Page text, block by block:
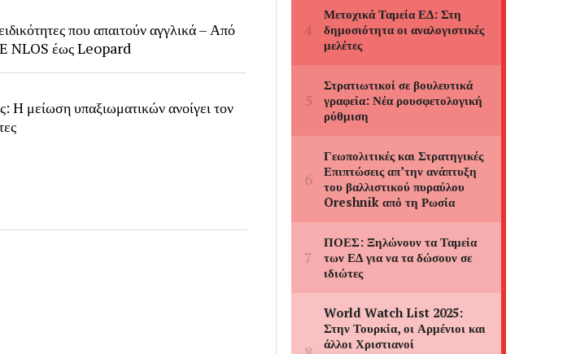
που απαιτούν αγγλικά – Από
NLOS έως Leopard
Η μείωση υπαξιωματικών ανοίγει τον